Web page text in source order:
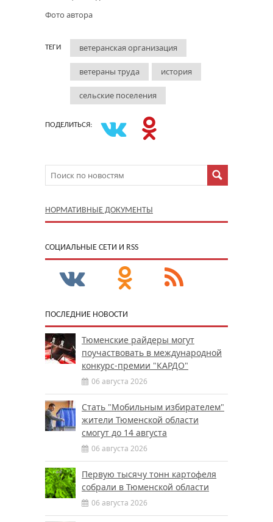
Фото автора
ТЕГИ ветеранская организация
ветераны труда история
сельские поселения
ПОДЕЛИТЬСЯ:
НОРМАТИВНЫЕ ДОКУМЕНТЫ
CОЦИАЛЬНЫЕ СЕТИ И RSS
ПОСЛЕДНИЕ НОВОСТИ
Тюменские райдеры могут
поучаствовать в международной
конкурс-премии "КАРДО"
06 августа 2026
Стать "Мобильным избирателем"
жители Тюменской области
смогут до 14 августа
06 августа 2026
Первую тысячу тонн картофеля
собрали в Тюменской области
06 августа 2026